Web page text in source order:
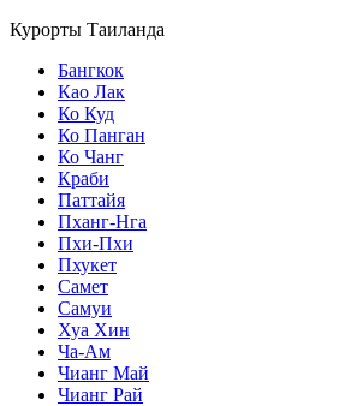
Курорты Таиланда
Бангкок
Као Лак
Ко Куд
Ко Панган
Ко Чанг
Краби
Паттайя
Пханг-Нга
Пхи-Пхи
Пхукет
Самет
Самуи
Хуа Хин
Ча-Ам
Чианг Май
Чианг Рай